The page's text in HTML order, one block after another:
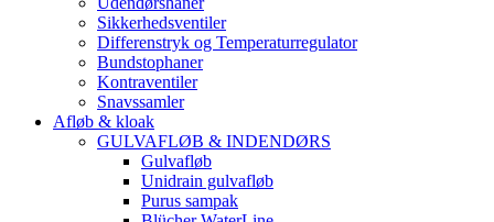
Sikkerhedsventiler
Differenstryk og Temperaturregulator
Bundstophaner
Kontraventiler
Snavssamler
Afløb & kloak
GULVAFLØB & INDENDØRS
Gulvafløb
Unidrain gulvafløb
Purus sampak